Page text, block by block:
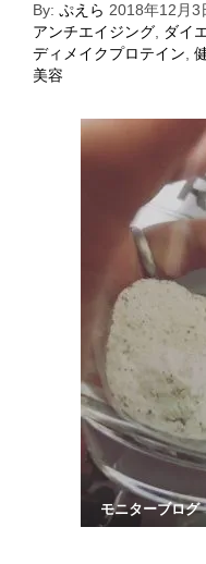
By: ぷえら 2018年12月3
アンチエイジング
ダイ
ディメイクプロテイン
美容
モニターブログ